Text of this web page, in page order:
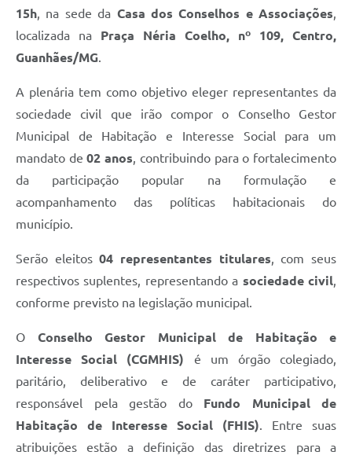
15h, na sede da Casa dos Conselhos e Associações,
localizada na Praça Néria Coelho, nº 109, Centro,
Guanhães/MG.
A plenária tem como objetivo eleger representantes da
sociedade civil que irão compor o Conselho Gestor
Municipal de Habitação e Interesse Social para um
mandato de02 anos, contribuindo para o fortalecimento
da participação popular na formulação e
acompanhamento das políticas habitacionais do
município.
Serão eleitos04 representantes titulares, com seus
respectivos suplentes, representando a sociedade civil,
conforme previsto na legislação municipal.
O Conselho Gestor Municipal de Habitação e
Interesse Social (CGMHIS) é um órgão colegiado,
paritário, deliberativo e de caráter participativo,
responsável pela gestão do Fundo Municipal de
Habitação de Interesse Social (FHIS). Entre suas
atribuições estão a definição das diretrizes para a